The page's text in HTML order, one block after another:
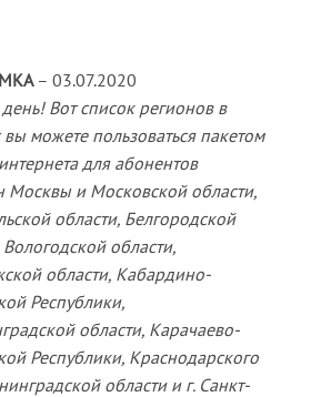
– 03.07.2020
Вот список регионов в
можете пользоваться пакетом
для абонентов
Москвы и Московской области,
области, Белгородской
Вологодской области,
области, Кабардино-
Республики,
области, Карачаево-
Республики, Краснодарского
области и г. Санкт-